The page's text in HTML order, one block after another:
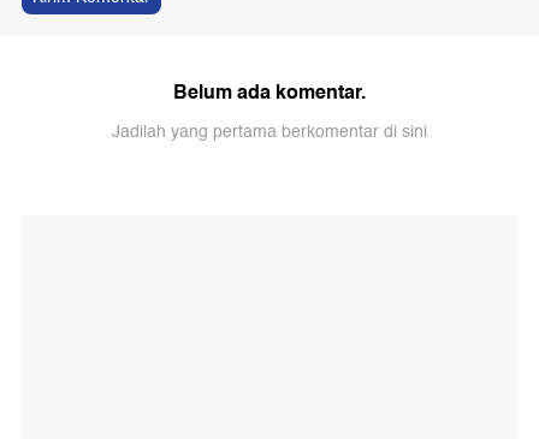
Belum ada komentar.
Jadilah yang pertama berkomentar di sini